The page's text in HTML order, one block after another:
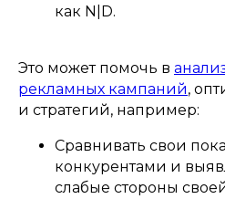
как N|D.
Это может помочь в
рекламных кампаний,
и стратегий, например:
Сравнивать свои
конкурентами и
слабые стороны